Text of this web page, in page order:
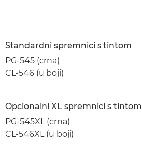
Standardni spremnici s tintom
PG-545 (crna)
CL-546 (u boji)
Opcionalni XL spremnici s tintom
PG-545XL (crna)
CL-546XL (u boji)